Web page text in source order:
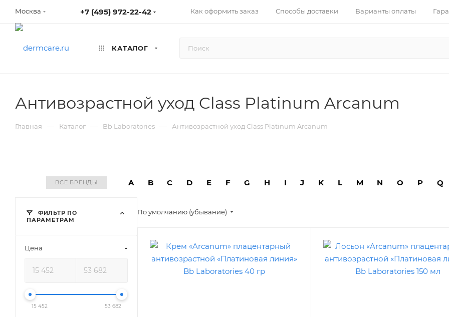
Москва +7 (495) 972-22-42 Как оформить заказ Способы доставки Варианты оплаты
КАТАЛОГ
Антивозрастной уход Class Platinum Arcanum
Главная — Каталог — Bb Laboratories — Антивозрастной уход Class Platinum Arcanum
ВСЕ БРЕНДЫ A B C D E F G H I J K L M N O P Q
По умолчанию (убывание)
ФИЛЬТР ПО
ПАРАМЕТРАМ
Цена
15 452 53 682